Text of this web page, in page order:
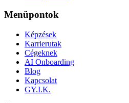
Menüpontok
Képzések
Karrierutak
Cégeknek
AI Onboarding
Blog
Kapcsolat
GY.I.K.